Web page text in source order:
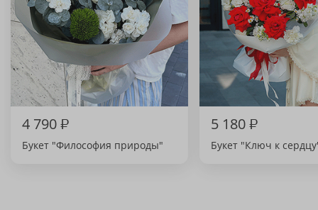
4 790₽
Букет "Философия природы"
5 180₽
Букет "Ключ к